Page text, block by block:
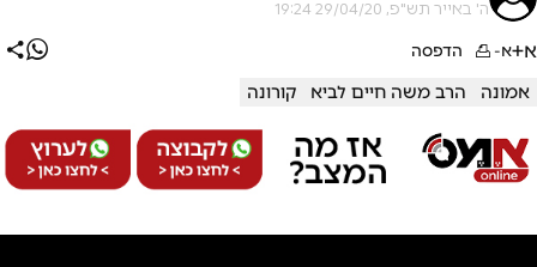
ה' באייר תש"פ, 29/04/20 19:24
א+א- הדפסה
אמונה הרב משה חיים לביא קורונה